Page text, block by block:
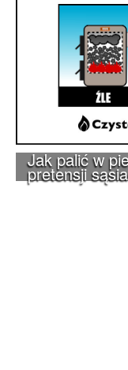
Jak palić w
pretensji